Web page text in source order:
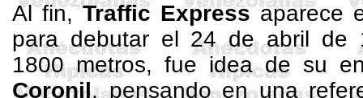
Al fin,TrafficExpressaparece
para debutar el 24 de abril de
1800 metros, fue idea de su
Coronil, pensando en una